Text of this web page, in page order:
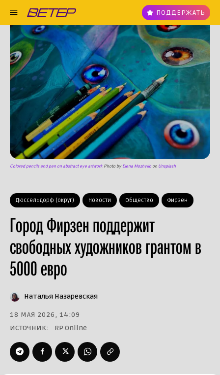
ПОДДЕРЖАТЬ
Дюссельдорф (округ) Новости Общество Фирзен
Город Фирзен поддержит
свободных художников грантом в
5000 евро
Colored pencils and pen on abstract eye artwork Photo byElena Mozhvilo on Unsplash
Наталья Назаревская
18 МАЯ 2026, 14:09
ИСТОЧНИК:
RP Online